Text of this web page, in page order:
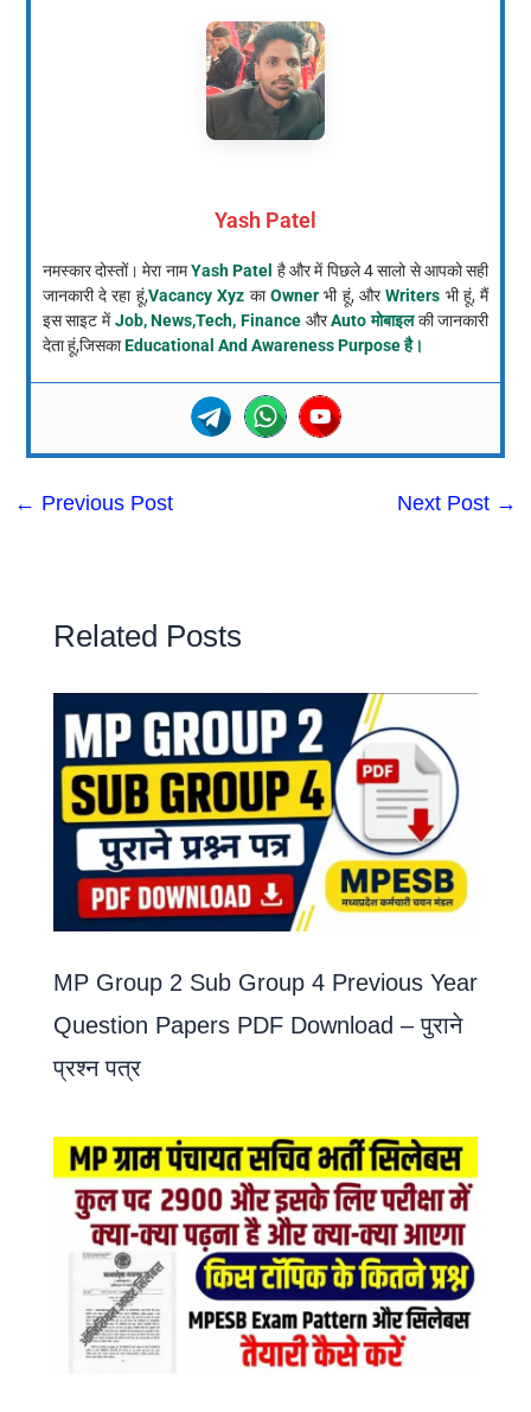
Yash Patel
नमस्कार दोस्तों। मेरा नामYash Patel है और में पिछले 4 सालो से आपको सही
जानकारी दे रहा हूं,Vacancy Xyz काOwnerभी हूं, औरWriters भी हूं, मैं
इस साइट मेंJob, News,Tech, Finance औरAuto मोबाइलकी जानकारी
देता हूं,जिसकाEducational And Awareness Purpose है।
← Previous Post Next Post →
Related Posts
MP Group 2 Sub Group 4 Previous Year
Question Papers PDF Download – पुराने
प्रश्न पत्र